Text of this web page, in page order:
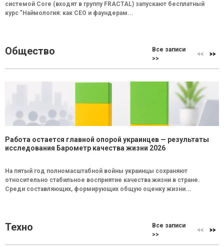
системой Core (входят в группу FRACTAL) запускают бесплатный
курс "Наймология: как СEO и фаундерам...
Общество
Все записи
>>
Работа остается главной опорой украинцев — результаты
исследования Барометр качества жизни 2026
На пятый год полномасштабной войны украинцы сохраняют
относительно стабильное восприятие качества жизни в стране.
Среди составляющих, формирующих общую оценку жизни...
Техно
Все записи
>>